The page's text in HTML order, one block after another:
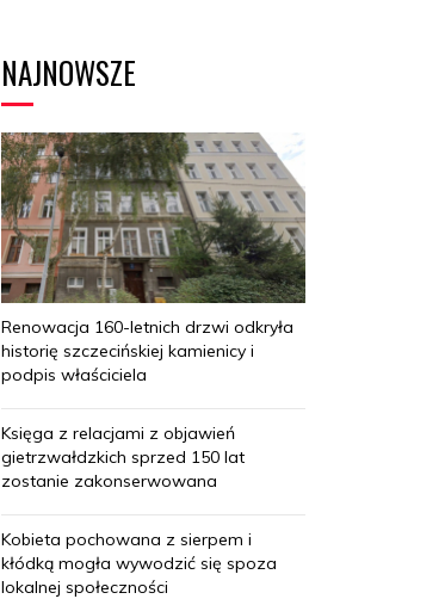
NAJNOWSZE
Renowacja 160-letnich drzwi odkryła
historię szczecińskiej kamienicy i
podpis właściciela
Księga z relacjami z objawień
gietrzwałdzkich sprzed 150 lat
zostanie zakonserwowana
Kobieta pochowana z sierpem i
kłódką mogła wywodzić się spoza
lokalnej społeczności